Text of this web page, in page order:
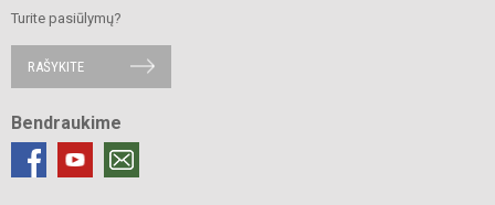
Turite pasiūlymų?
RAŠYKITE
Bendraukime